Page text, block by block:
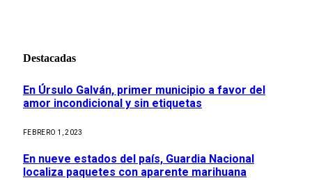
Destacadas
En Úrsulo Galván, primer municipio a favor del
amor incondicional y sin etiquetas
FEBRERO 1, 2023
En nueve estados del país, Guardia Nacional
localiza paquetes con aparente marihuana